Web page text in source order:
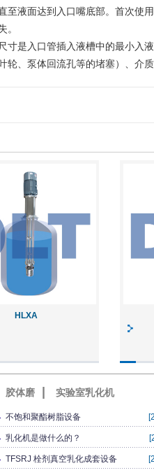
液面达到入口嘴底部。首次使
。
是入口管插入液槽中的最小入
、泵体回流孔等的堵塞）、介质
HLXA
胶体磨 实验室乳化机
不饱和聚酯树脂设备
乳化机是做什么的？
TFSRJ 栓剂真空乳化成套设备